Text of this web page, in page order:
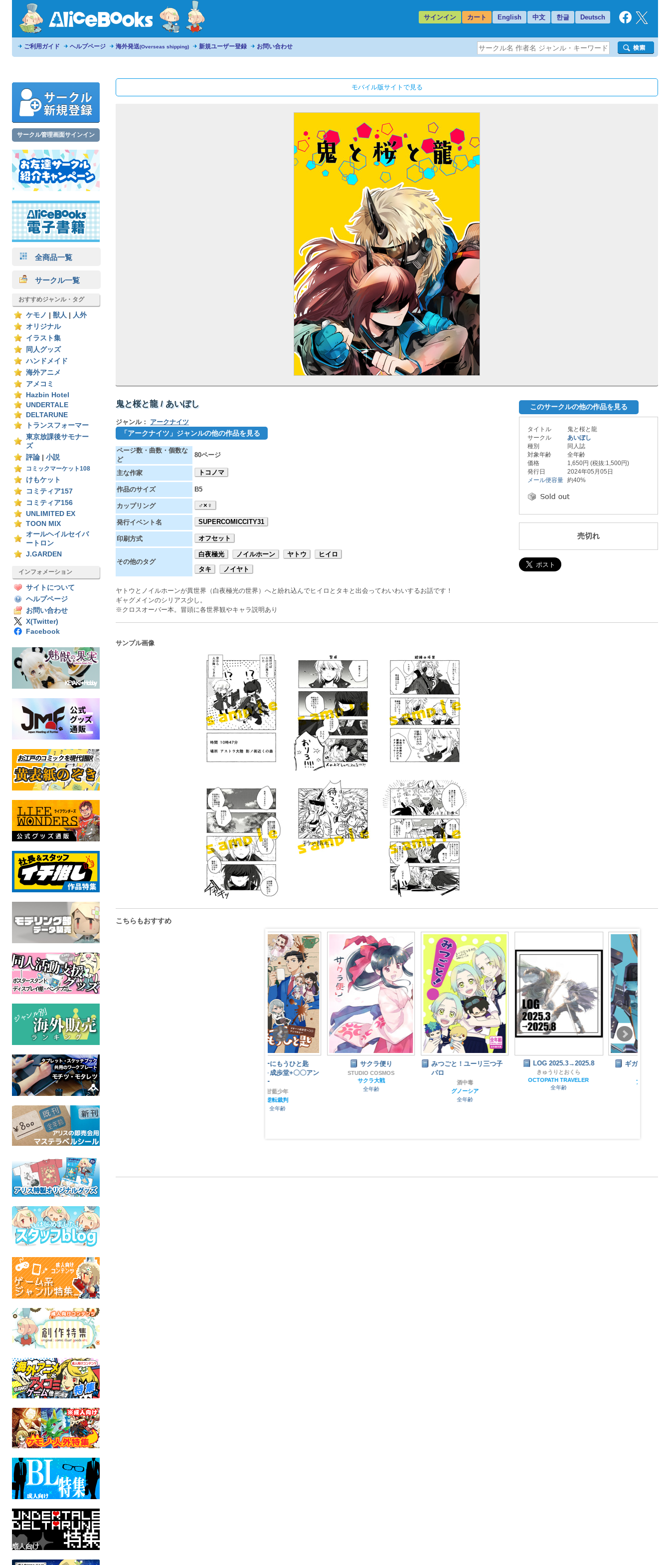
サインイン カート English 中文 한글 Deutsch
ご利用ガイド ヘルプページ 海外発送(Overseas shipping) 新規ユーザー登録 お問い合わせ
サークル管理画面サインイン
全商品一覧
サークル一覧
おすすめジャンル・タグ
ケモノ 獣人
人外
オリジナル
イラスト集
同人グッズ
ハンドメイド
海外アニメ
アメコミ
Hazbin Hotel
UNDERTALE
DELTARUNE
トランスフォーマー
東京放課後サモナー
ズ
評論
小説
コミックマーケット108
けもケット
コミティア157
コミティア156
UNLIMITED EX
TOON MIX
オールヘイルセイバ
ートロン
J.GARDEN
インフォメーション
サイトについて
ヘルプページ
お問い合わせ
X(Twitter)
Facebook
モバイル版サイトで見る
鬼と桜と龍 / あいぼし
ジャンル： アークナイツ
「アークナイツ」ジャンルの他の作品を見る
ページ数・曲数・個数な
ど
80ページ
主な作家 トコノマ
作品のサイズ B5
カップリング ♂×♀
発行イベント名 SUPERCOMICCITY31
印刷方式 オフセット
その他のタグ
白夜極光 ノイルホーン ヤトウ
ヒイロ
タキ
ノイヤト
ヤトウとノイルホーンが異世界（白夜極光の世界）へと紛れ込んでヒイロとタキと出会ってわいわいするお話です！
ギャグメインのシリアス少し。
※クロスオーバー本。冒頭に各世界観やキャラ説明あり
このサークルの他の作品を見る
タイトル
鬼と桜と龍
サークル
あいぼし
種別
同人誌
対象年齢
全年齢
価格
1,650円 (税抜:1,500円)
発行日
2024年05月05日
メール便容量 約40%
売切れ
サンプル画像
こちらもおすすめ
恐縮です。3.5 朝
ゼッタイモーメント
ケモノ
全年齢
大崎さんとみちおくん サクラ便り
STUDIO COSMOS
みつごと！ユーリ三つ子
パロ
LOG 2025.3→2025.8
OCTOPATH TRAVELER
ギガンティックナイツ
アークナイツ